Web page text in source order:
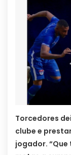
Torcedores
clube e
jogador.